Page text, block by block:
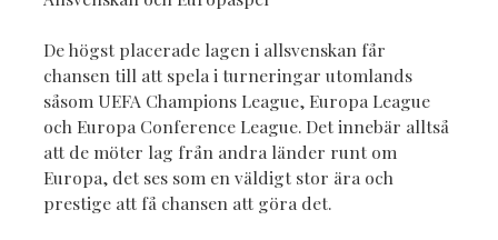
De högst placerade lagen i allsvenskan får
chansen till att spela i turneringar utomlands
såsom UEFA Champions League, Europa League
och Europa Conference League. Det innebär alltså
att de möter lag från andra länder runt om
Europa, det ses som en väldigt stor ära och
prestige att få chansen att göra det.